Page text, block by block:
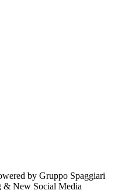
by Gruppo Spaggiari
& New Social Media